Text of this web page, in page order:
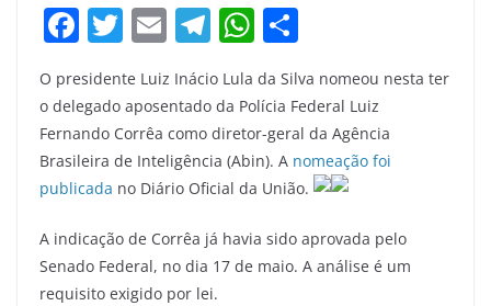
F
a
c
e
b
o
o
k
T
itt
er
E
m
ai
l
T
e
gr
a
m
W
h
at
s
A
p
p
ar
e
O presidente Luiz Inácio Lula da Silva nomeou nesta ter
o delegado aposentado da Polícia Federal Luiz
Fernando Corrêa como diretor-geral da Agência
Brasileira de Inteligência (Abin). A nomeação foi
publicada no Diário Oficial da União.
A indicação de Corrêa já havia sido aprovada pelo
Senado Federal, no dia 17 de maio. A análise é um
requisito exigido por lei.